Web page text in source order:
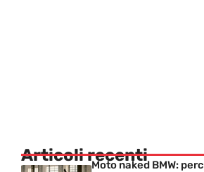
Articoli recenti
Moto naked BMW: